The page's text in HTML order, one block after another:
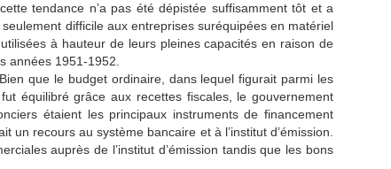
tendance n’a pas été dépistée suffisamment tôt et a
difficile aux entreprises suréquipées en matériel
à hauteur de leurs pleines capacités en raison de
années 1951-1952.
que le budget ordinaire, dans lequel figurait parmi les
équilibré grâce aux recettes fiscales, le gouvernement
étaient les principaux instruments de financement
recours au système bancaire et à l’institut d’émission.
auprès de l’institut d’émission tandis que les bons